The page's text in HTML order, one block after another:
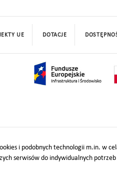
i podobnych technologii m.in. w
serwisów do indywidualnych
UE DOTACJE